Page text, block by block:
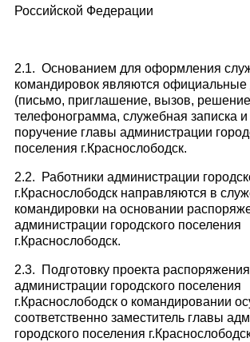
Российской Федерации
2.1. Основанием для оформления
командировок являются официальные
(письмо, приглашение, вызов, решение
телефонограмма, служебная записка и
поручение главы администрации
поселения г.Краснослободск.
2.2. Работники администрации
г.Краснослободск направляются в
командировки на основании
администрации городского поселения
г.Краснослободск.
2.3. Подготовку проекта
администрации городского поселения
г.Краснослободск о командировании
соответственно заместитель главы
городского поселения